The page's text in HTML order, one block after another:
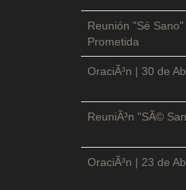
Reunión "Sé
Prometida
OraciÃ³n | 30 de
ReuniÃ³n "SÃ©
OraciÃ³n | 23 de